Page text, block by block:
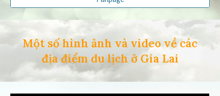
Một số hình ảnh và video về các
địa điểm du lịch ở Gia Lai